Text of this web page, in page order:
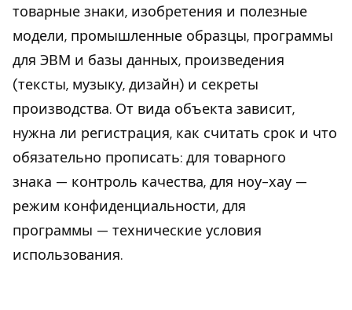
товарные знаки, изобретения и полезные
модели, промышленные образцы, программы
для ЭВМ и базы данных, произведения
(тексты, музыку, дизайн) и секреты
производства. От вида объекта зависит,
нужна ли регистрация, как считать срок и что
обязательно прописать: для товарного
знака — контроль качества, для ноу-хау —
режим конфиденциальности, для
программы — технические условия
использования.